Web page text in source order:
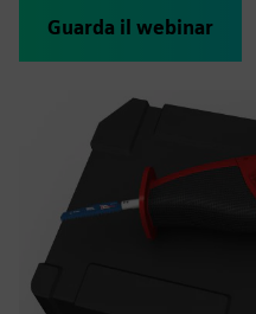
Guarda il webinar